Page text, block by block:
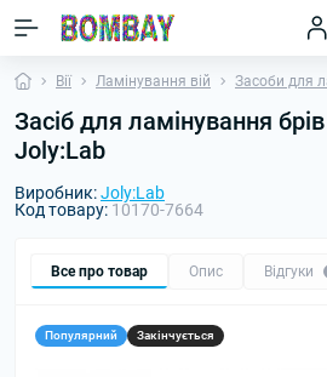
Вії Ламінування вій Засоби для
Засіб для ламінування
Joly:Lab
Виробник:Joly:Lab
Код товару: 10170-7664
Все про товар Опис Відгуки
Популярний Закінчується